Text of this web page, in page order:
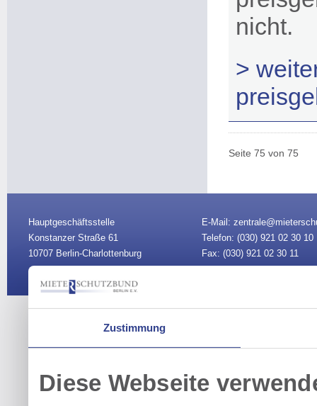
Zustimmung
Diese Webseite
nicht.
>
Seite 75 von 75
Hauptgeschäftsstelle
Konstanzer Straße 61
10707 Berlin-Charlottenburg
E-Mail:
Telefon: (030) 921 02 30 10
Fax: (030) 921 02 30 11